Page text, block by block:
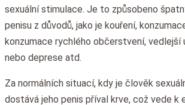
sexuální stimulace. Je to způsobeno
penisu z důvodů, jako je kouření,
konzumace rychlého občerstvení, vedlejší
nebo deprese atd.
Za normálních situací, kdy je člověk
dostává jeho penis příval krve, což vede k